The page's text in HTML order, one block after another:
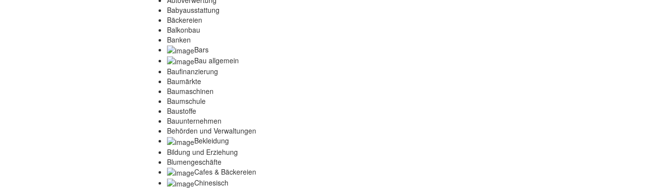
Babyausstattung
Bäckereien
Balkonbau
Banken
Bars
Bau allgemein
Baufinanzierung
Baumärkte
Baumaschinen
Baumschule
Baustoffe
Bauunternehmen
Behörden und Verwaltungen
Bekleidung
Bildung und Erziehung
Blumengeschäfte
Cafes & Bäckereien
Chinesisch